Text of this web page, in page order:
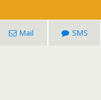
Mail SMS